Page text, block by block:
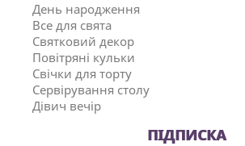
День народження
Все для свята
Святковий декор
Повітряні кульки
Свічки для торту
Сервірування столу
Дівич вечір
ПІДПИСКА